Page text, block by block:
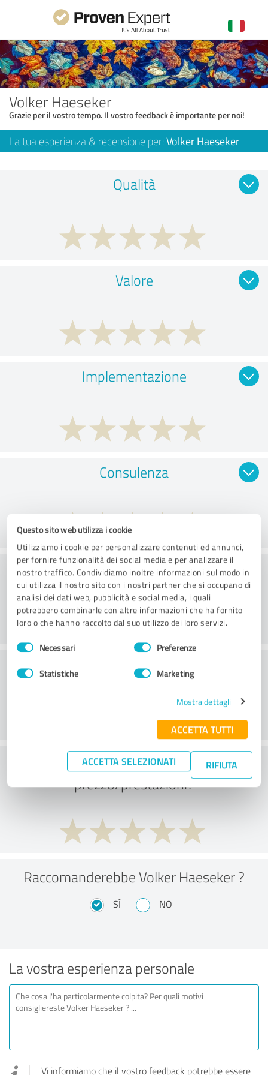
Questo sito web utilizza i cookie
Utilizziamo i cookie per personalizzare contenuti ed annunci,
per fornire funzionalità dei social media e per analizzare il
nostro traffico. Condividiamo inoltre informazioni sul modo in
cui utilizza il nostro sito con i nostri partner che si occupano di
analisi dei dati web, pubblicità e social media, i quali
potrebbero combinarle con altre informazioni che ha fornito
loro o che hanno raccolto dal suo utilizzo dei loro servizi.
Selezione
del
Necessari Preferenze
Statistiche Marketing
Mostra dettagli
ACCETTA TUTTI
ACCETTA SELEZIONATI RIFIUTA
Volker Haeseker
Grazie per il vostro tempo. Il vostro feedback è importante per noi!
La tua esperienza & recensione per: Volker Haeseker
Qualità
Valore
Implementazione
Consulenza
Servizi
Servizio clienti
Cosa ne pensate del rapporto
prezzo/prestazioni?
Raccomanderebbe Volker Haeseker ?
SÌ NO
La vostra esperienza personale
Vi informiamo che il vostro feedback potrebbe essere